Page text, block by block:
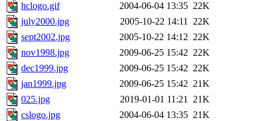
hclogo.gif
2004-06-04 13:35 22K
july2000.jpg
2005-10-22 14:11 22K
sept2002.jpg
2005-10-22 14:12 22K
nov1998.jpg
2009-06-25 15:42 22K
dec1999.jpg
2009-06-25 15:42 22K
jan1999.jpg
2009-06-25 15:42 21K
025.jpg
2019-01-01 11:21 21K
cslogo.jpg
2004-06-04 13:35 21K